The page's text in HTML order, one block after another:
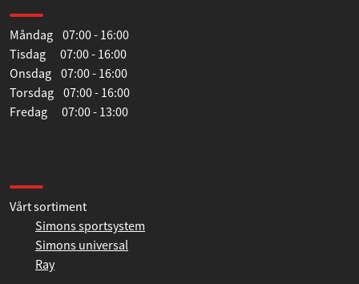
Öppettider
Måndag 07:00 - 16:00
Tisdag 07:00 - 16:00
Onsdag 07:00 - 16:00
Information
Vårt sortiment
Simons sportsystem